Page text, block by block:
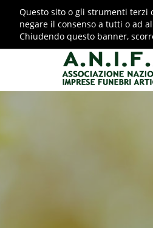
0872719145
Questo sito o gli strumenti terzi
negare il consenso a tutti o ad
Chiudendo questo banner,